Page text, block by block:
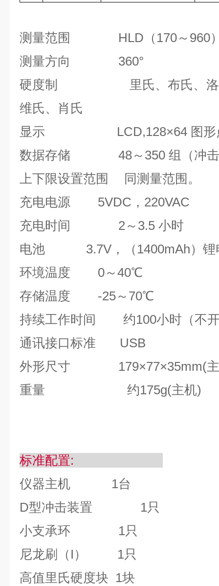
测量范围 HLD （ 170～ 960
测量方向
360°
硬度制
里氏、布氏、
维氏、肖氏
显示 LCD,128×64 图
数据存储 48～ 350 组（冲
上下限设置范围
同测量范围。
充电电源 5VDC ， 220VAC
充电时间 2～ 3.5 小时
电池 3.7V ，（ 1400mAh）
环境温度 0～40℃
存储温度 -25～ 70℃
持续工作时间
约100小时（不
通讯接口标准 USB
外形尺寸 179×77×35mm(
重量
约175g(主机)
标准配置:
仪器主机
1台
D型冲击装置 1只
小支承环 1只
尼龙刷（ I ） 1只
高值里氏硬度块 1块